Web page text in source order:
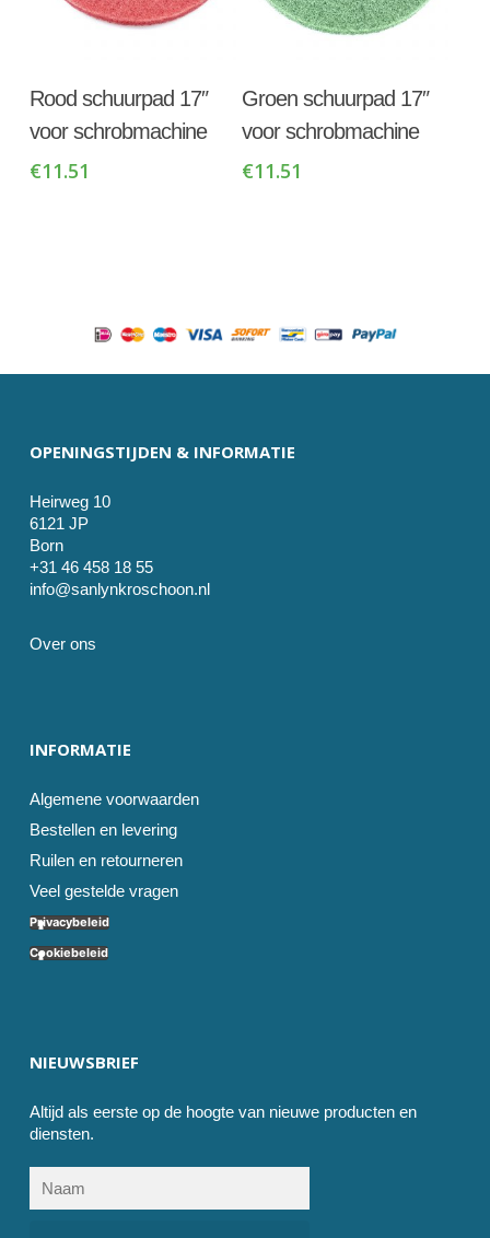
Winkelwagen
Rood schuurpad 17″
voor schrobmachine
€11.51
Winkelwagen
Groen schuurpad 17″
voor schrobmachine
€11.51
OPENINGSTIJDEN & INFORMATIE
Heirweg 10
6121 JP
Born
+31 46 458 18 55
info@sanlynkroschoon.nl
Over ons
INFORMATIE
Algemene voorwaarden
Bestellen en levering
Ruilen en retourneren
Veel gestelde vragen
Privacybeleid
Cookiebeleid
NIEUWSBRIEF
Altijd als eerste op de hoogte van nieuwe producten en
diensten.